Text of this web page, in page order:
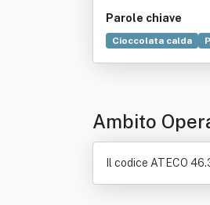
Parole chiave
Cioccolata calda
Ambito
Il codice ATECO